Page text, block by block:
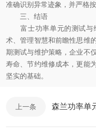
准确识别异常迹象，并严格
三、结语
富士功率单元的测试与
术、管理智慧和前瞻性思维
期测试与维护策略，企业不
寿命、节约维修成本，更能
坚实的基础。
上一条 森兰功率单